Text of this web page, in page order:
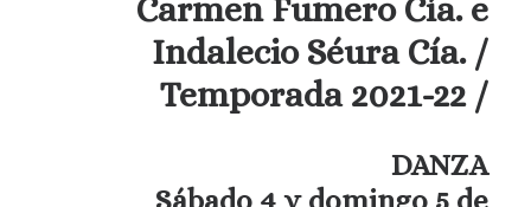
Carmen Fumero Cía. e
Indalecio Séura Cía. /
Temporada 2021-22 /
DANZA